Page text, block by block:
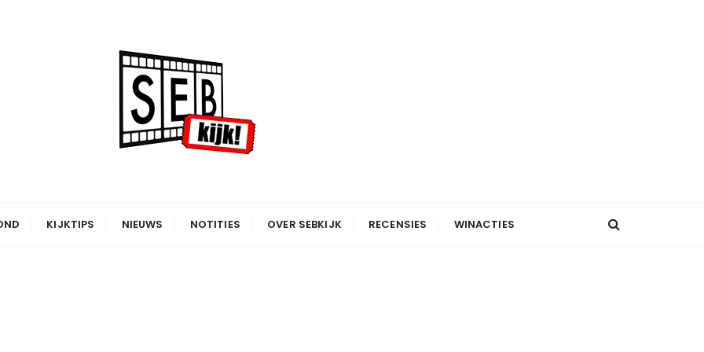
KIJKTIPS NIEUWS NOTITIES OVER SEBKIJK RECENSIES WINACTIES